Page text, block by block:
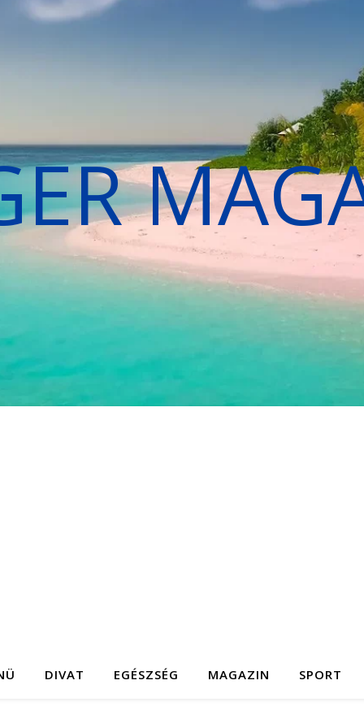
DIVAT EGÉSZSÉG MAGAZIN SPORT